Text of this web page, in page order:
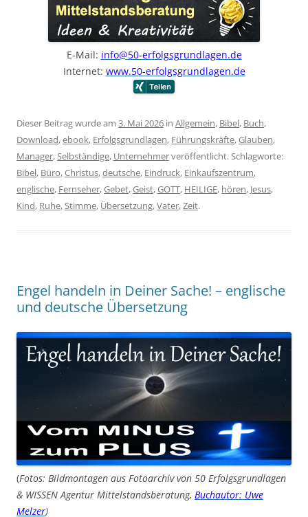
E-Mail: info@50-erfolgsgrundlagen.de
Internet: www.50-erfolgsgrundlagen.de
Dieser Beitrag wurde am 3. Mai 2026 in Allgemein, Bibel, Buch,
Download,ebook, Erfolgsgrundlagen, Führungskräfte,Glauben,
Manager,Selbständige, Unternehmerveröffentlicht. Schlagworte:
Bibel, Büro,Christus,deutsche, Eindruck, Einkaufszentrum,
englische, Fernseher,Gebet,Geist,GOTT, HEILIGE, hören, Jesus,
Kind, Ruhe,Stimme, Übersetzung,Vater,Zeit.
Engel handeln in Deiner Sache! – englische
und deutsche Übersetzung
(Fotos: Bildmontagen aus Fotoarchiv von 50 Erfolgsgrundlagen
& WISSEN Agentur Mittelstandsberatung, Buchautor: Uwe
Melzer)